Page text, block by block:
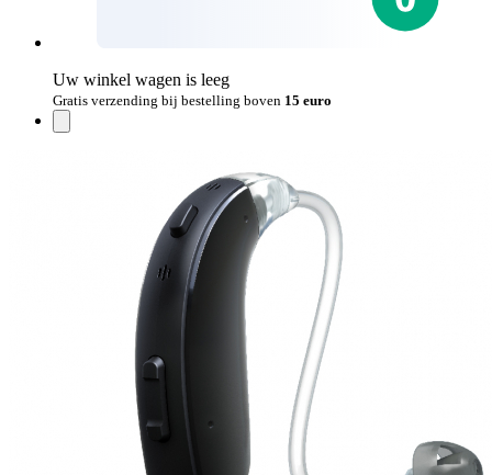
Uw winkel wagen is leeg
Gratis verzending bij bestelling boven 15 euro